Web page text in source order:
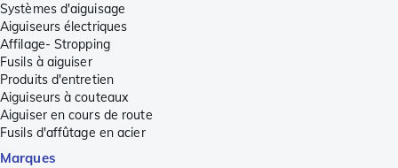
Systèmes d'aiguisage
Aiguiseurs électriques
Affilage- Stropping
Fusils à aiguiser
Produits d'entretien
Aiguiseurs à couteaux
Aiguiser en cours de route
Fusils d'affûtage en acier
Marques